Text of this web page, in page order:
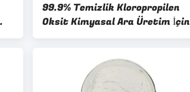
99.9% Temizlik Kloropropilen
Oksit Kimyasal Ara Üretim İçin